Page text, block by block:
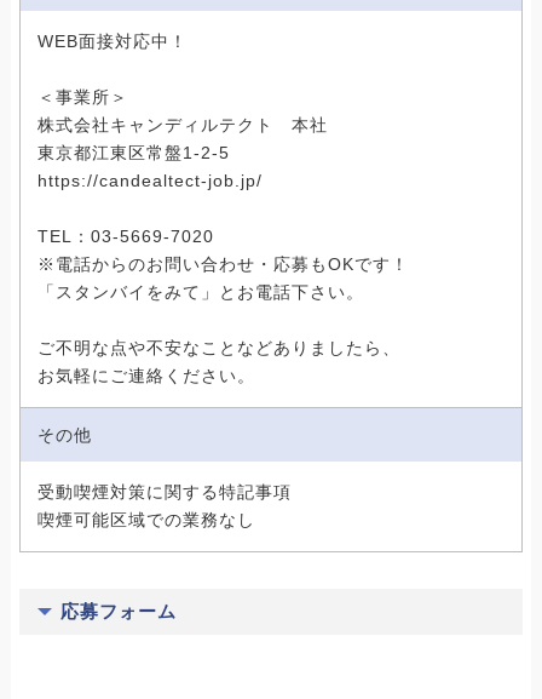
WEB面接対応中！
＜事業所＞
株式会社キャンディルテクト 本社
東京都江東区常盤1-2-5
https://candealtect-job.jp/
TEL：03-5669-7020
※電話からのお問い合わせ・応募もOKです！
「スタンバイをみて」とお電話下さい。
ご不明な点や不安なことなどありましたら、
お気軽にご連絡ください。
その他
受動喫煙対策に関する特記事項
喫煙可能区域での業務なし
応募フォーム